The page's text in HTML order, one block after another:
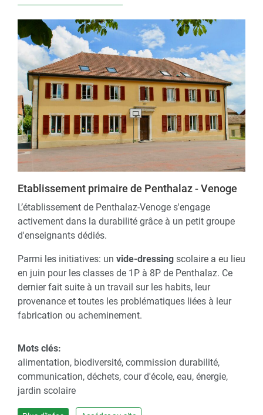
Etablissement primaire de Penthalaz - Venoge
L’établissement de Penthalaz-Venoge s'engage
activement dans la durabilité grâce à un petit groupe
d'enseignants dédiés.
Parmi les initiatives: un vide-dressing scolaire a eu lieu
en juin pour les classes de 1P à 8P de Penthalaz. Ce
dernier fait suite à un travail sur les habits, leur
provenance et toutes les problématiques liées à leur
fabrication ou acheminement.
Mots clés:
alimentation, biodiversité, commission durabilité,
communication, déchets, cour d'école, eau, énergie,
jardin scolaire